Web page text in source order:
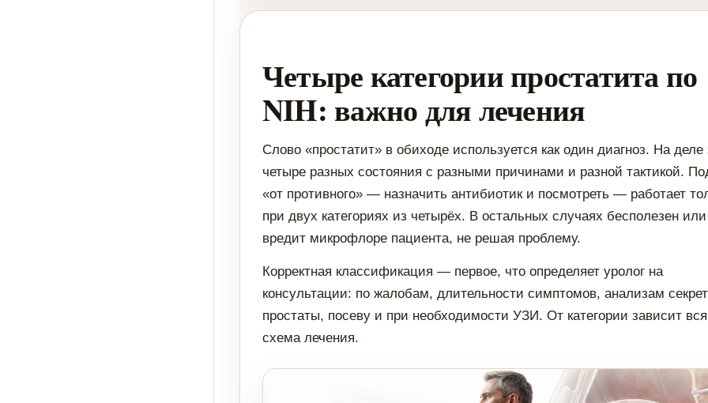
Четыре категории простатита по
NIH: важно для лечения
Слово «простатит» в обиходе используется как один диагноз. На деле
четыре разных состояния с разными причинами и разной тактикой.
«от противного» — назначить антибиотик и посмотреть — работает
при двух категориях из четырёх. В остальных случаях бесполезен или
вредит микрофлоре пациента, не решая проблему.
Корректная классификация — первое, что определяет уролог на
консультации: по жалобам, длительности симптомов, анализам
простаты, посеву и при необходимости УЗИ. От категории зависит вся
схема лечения.